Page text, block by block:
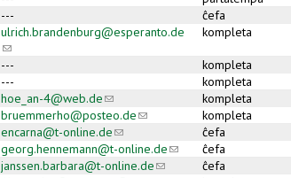
---
ĉefa
ulrich.brandenburg@esperanto.de
(link sends e-mail)
kompleta
---
kompleta
---
kompleta
hoe_an-4@web.de(link sends e-mail)
kompleta
bruemmerho@posteo.de(link sends e-mail)
kompleta
encarna@t-online.de(link sends e-mail)ĉefa
georg.hennemann@t-online.de(link sends e-mail)
ĉefa
janssen.barbara@t-online.de(link sends e-mail)
ĉefa